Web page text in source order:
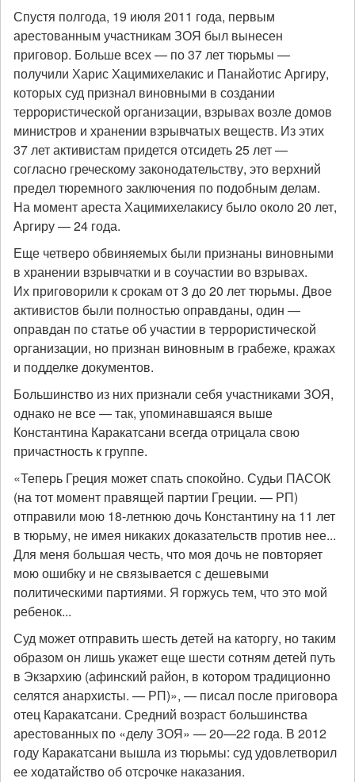
Спустя полгода, 19 июля 2011 года, первым
арестованным участникам ЗОЯ был вынесен
приговор. Больше всех — по 37 лет тюрьмы —
получили Харис Хацимихелакис и Панайотис Аргиру,
которых суд признал виновными в создании
террористической организации, взрывах возле домов
министров и хранении взрывчатых веществ. Из этих
37 лет активистам придется отсидеть 25 лет —
согласно греческому законодательству, это верхний
предел тюремного заключения по подобным делам.
На момент ареста Хацимихелакису было около 20 лет,
Аргиру — 24 года.
Еще четверо обвиняемых были признаны виновными
в хранении взрывчатки и в соучастии во взрывах.
Их приговорили к срокам от 3 до 20 лет тюрьмы. Двое
активистов были полностью оправданы, один —
оправдан по статье об участии в террористической
организации, но признан виновным в грабеже, кражах
и подделке документов.
Большинство из них признали себя участниками ЗОЯ,
однако не все — так, упоминавшаяся выше
Константина Каракатсани всегда отрицала свою
причастность к группе.
«Теперь Греция может спать спокойно. Судьи ПАСОК
(на тот момент правящей партии Греции. — РП)
отправили мою 18-летнюю дочь Константину на 11 лет
в тюрьму, не имея никаких доказательств против нее...
Для меня большая честь, что моя дочь не повторяет
мою ошибку и не связывается с дешевыми
политическими партиями. Я горжусь тем, что это мой
ребенок...
Суд может отправить шесть детей на каторгу, но таким
образом он лишь укажет еще шести сотням детей путь
в Экзархию (афинский район, в котором традиционно
селятся анархисты. — РП)», — писал после приговора
отец Каракатсани. Средний возраст большинства
арестованных по «делу ЗОЯ» — 20—22 года. В 2012
году Каракатсани вышла из тюрьмы: суд удовлетворил
ее ходатайство об отсрочке наказания.